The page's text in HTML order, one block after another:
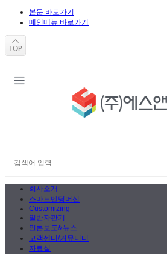
본문 바로가기
메인메뉴 바로가기
회사소개
스마트벤딩머신
Customizing
일반자판기
언론보도&뉴스
고객센터/커뮤니티
자료실